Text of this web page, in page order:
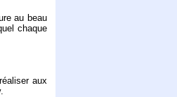
au beau
chaque
aux